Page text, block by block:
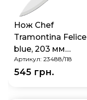
Нож Chef
Tramontina Felice
blue, 203 мм
23488/118
Артикул: 23488/118
545 грн.